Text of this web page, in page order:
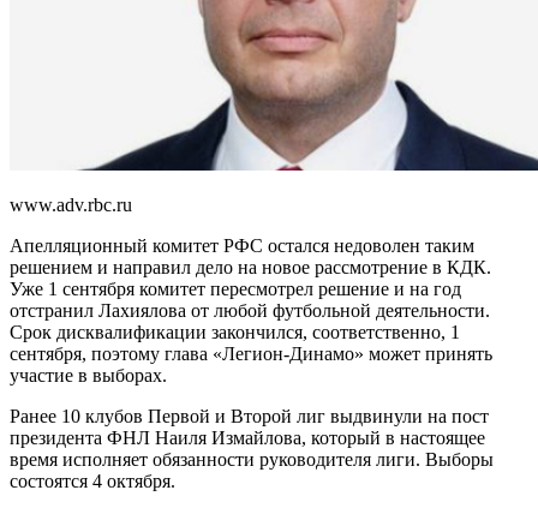
www.adv.rbc.ru
Апелляционный комитет РФС остался недоволен таким
решением и направил дело на новое рассмотрение в КДК.
Уже 1 сентября комитет пересмотрел решение и на год
отстранил Лахиялова от любой футбольной деятельности.
Срок дисквалификации закончился, соответственно, 1
сентября, поэтому глава «Легион-Динамо» может принять
участие в выборах.
Ранее 10 клубов Первой и Второй лиг выдвинули на пост
президента ФНЛ Наиля Измайлова, который в настоящее
время исполняет обязанности руководителя лиги. Выборы
состоятся 4 октября.